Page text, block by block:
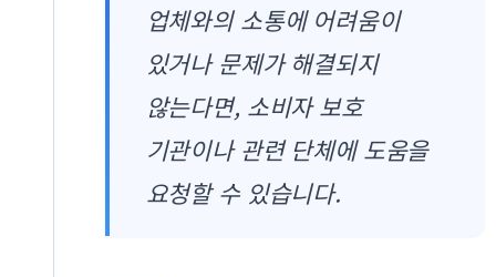
업체와의 소통에 어려움이
있거나 문제가 해결되지
않는다면, 소비자 보호
기관이나 관련 단체에 도움을
요청할 수 있습니다.